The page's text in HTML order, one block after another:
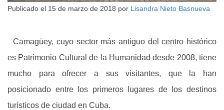
Publicado el 15 de marzo de 2018 por Lisandra Nieto Basnueva
Camagüey, cuyo sector más antiguo del centro histórico
es Patrimonio Cultural de la Humanidad desde 2008, tiene
mucho para ofrecer a sus visitantes, que la han
posicionado entre los primeros lugares de los destinos
turísticos de ciudad en Cuba.